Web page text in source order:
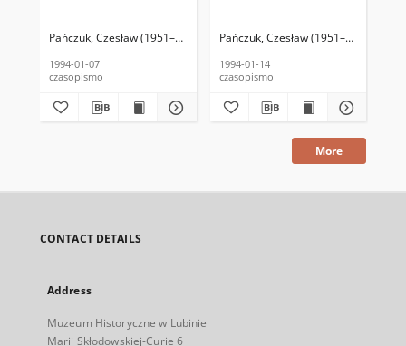
Pańczuk, Czesław (1951–2016) (red. nacz.) Kołodziejski, Wincenty
1994-01-07
czasopismo
Pańczuk, Czesław (1951–2016) (red.
1994-01-14
czasopismo
More
CONTACT DETAILS
Address
Muzeum Historyczne w Lubinie
Marii Skłodowskiej-Curie 6